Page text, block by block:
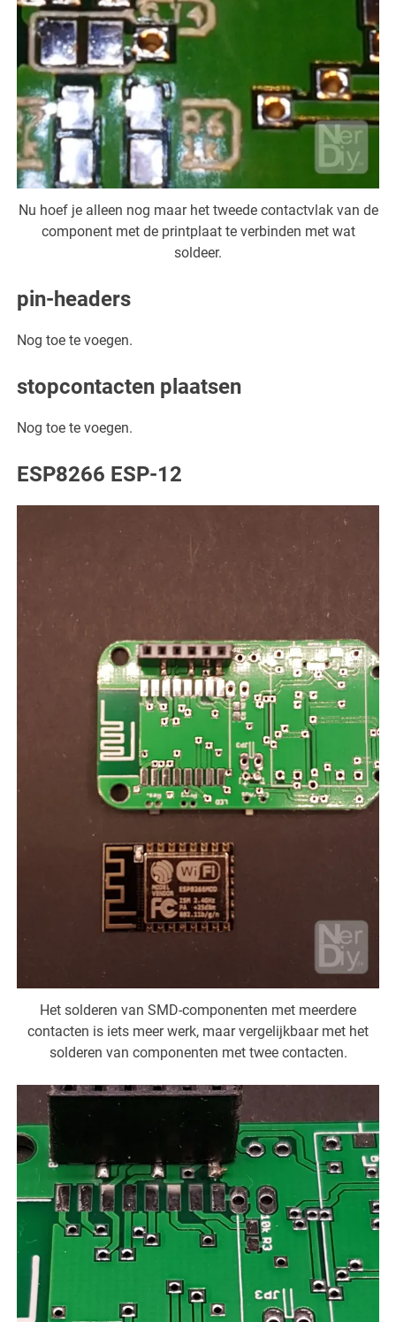
Nu hoef je alleen nog maar het tweede contactvlak van de
component met de printplaat te verbinden met wat
soldeer.
pin-headers
Nog toe te voegen.
stopcontacten plaatsen
Nog toe te voegen.
ESP8266 ESP-12
Het solderen van SMD-componenten met meerdere
contacten is iets meer werk, maar vergelijkbaar met het
solderen van componenten met twee contacten.